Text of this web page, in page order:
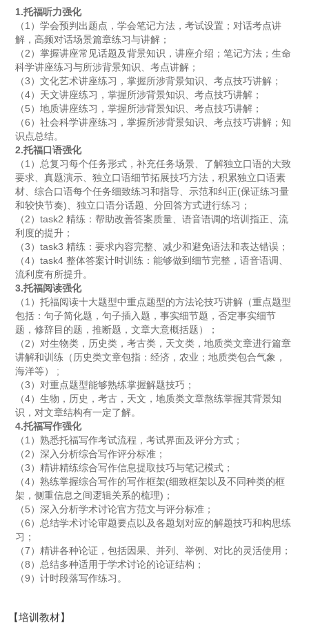
1.托福听力强化
（1）学会预判出题点，学会笔记方法，考试设置；对话考点讲
解，高频对话场景篇章练习与讲解；
（2）掌握讲座常见话题及背景知识，讲座介绍；笔记方法；生命
科学讲座练习与所涉背景知识、考点讲解；
（3）文化艺术讲座练习，掌握所涉背景知识、考点技巧讲解；
（4）天文讲座练习，掌握所涉背景知识、考点技巧讲解；
（5）地质讲座练习，掌握所涉背景知识、考点技巧讲解；
（6）社会科学讲座练习，掌握所涉背景知识、考点技巧讲解；知
识点总结。
2.托福口语强化
（1）总复习每个任务形式，补充任务场景、了解独立口语的大致
要求、真题演示、独立口语细节拓展技巧方法，积累独立口语素
材、综合口语每个任务细致练习和指导、示范和纠正(保证练习量
和较快节奏)、独立口语分话题、分回答方式进行练习；
（2）task2 精练：帮助改善答案质量、语音语调的培训指正、流
利度的提升；
（3）task3 精练：要求内容完整、减少和避免语法和表达错误；
（4）task4 整体答案计时训练：能够做到细节完整，语音语调、
流利度有所提升。
3.托福阅读强化
（1）托福阅读十大题型中重点题型的方法论技巧讲解（重点题型
包括：句子简化题，句子插入题，事实细节题，否定事实细节
题，修辞目的题，推断题，文章大意概括题）；
（2）对生物类，历史类，考古类，天文类，地质类文章进行篇章
讲解和训练（历史类文章包指：经济，农业；地质类包合气象，
海洋等） ;
（3）对重点题型能够熟练掌握解题技巧；
（4）生物，历史，考古，天文，地质类文章熬练掌握其背景知
识，对文章结构有一定了解。
4.托福写作强化
（1）熟悉托福写作考试流程，考试界面及评分方式；
（2）深入分析综合写作评分标准；
（3）精讲精练综合写作信息提取技巧与笔记模式；
（4）熟练掌握综合写作的写作框架(细致框架以及不同种类的框
架，侧重信息之间逻辑关系的梳理)；
（5）深入分析学术讨论官方范文与评分标准；
（6）总结学术讨论审题要点以及各题划对应的解题技巧和构思练
习；
（7）精讲各种论证，包括因果、并列、举例、对比的灵活使用；
（8）总结多种适用于学术讨论的论证结构；
（9）计时段落写作练习。
【培训教材】